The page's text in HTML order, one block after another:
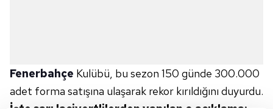
Fenerbahçe Kulübü, bu sezon 150 günde 300.000
adet forma satışına ulaşarak rekor kırıldığını duyurdu.